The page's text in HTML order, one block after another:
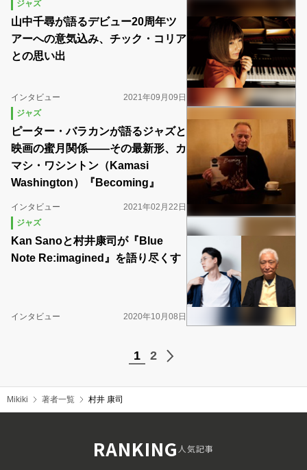
ジャズ
山中千尋が語るデビュー20周年ツ
アーへの意気込み、チック・コリア
との思い出
インタビュー
2021年09月09日
ジャズ
ピーター・バラカンが語るジャズと
映画の蜜月関係――その最新形、カ
マシ・ワシントン（Kamasi
Washington）『Becoming』
インタビュー
2021年02月22日
ジャズ
Kan Sanoと村井康司が『Blue
Note Re:imagined』を語り尽くす
インタビュー 2020年10月08日
1 2
Mikiki 著者一覧 村井 康司
RANKING人気記事